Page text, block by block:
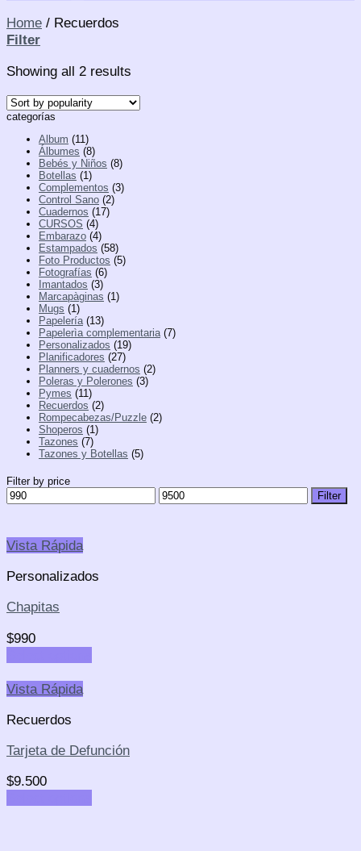
Home / Recuerdos
Filter
Showing all 2 results
categorías
Album (11)
Álbumes (8)
Bebés y Niños (8)
Botellas (1)
Complementos (3)
Control Sano (2)
Cuadernos (17)
CURSOS (4)
Embarazo (4)
Estampados (58)
Foto Productos (5)
Fotografías (6)
Imantados (3)
Marcapàginas (1)
Mugs (1)
Papelería (13)
Papelerìa complementaria (7)
Personalizados (19)
Planificadores (27)
Planners y cuadernos (2)
Poleras y Polerones (3)
Pymes (11)
Recuerdos (2)
Rompecabezas/Puzzle (2)
Shoperos (1)
Tazones (7)
Tazones y Botellas (5)
Filter by price
Filter
Vista Rápida
Personalizados
Chapitas
$990
Vista Rápida
Recuerdos
Tarjeta de Defunción
$9.500